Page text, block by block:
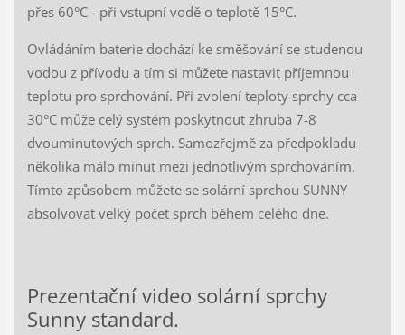
přes 60°C - při vstupní vodě o teplotě 15°C.
Ovládáním baterie dochází ke směšování se studenou
vodou z přívodu a tím si můžete nastavit příjemnou
teplotu pro sprchování. Při zvolení teploty sprchy cca
30°C může celý systém poskytnout zhruba 7-8
dvouminutových sprch. Samozřejmě za předpokladu
několika málo minut mezi jednotlivým sprchováním.
Tímto způsobem můžete se solární sprchou SUNNY
absolvovat velký počet sprch během celého dne.
Prezentační video solární sprchy
Sunny standard.